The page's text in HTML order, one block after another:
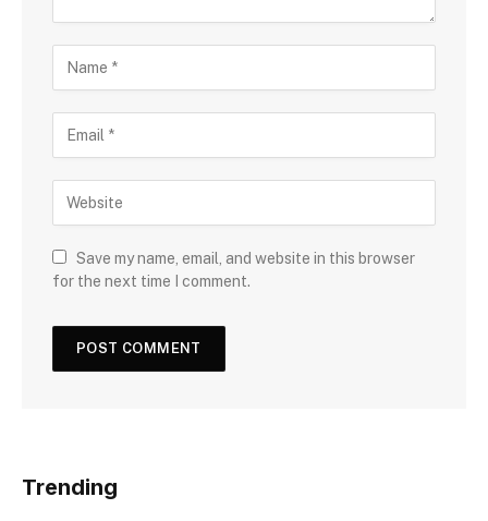
Save my name, email, and website in this browser
for the next time I comment.
Trending